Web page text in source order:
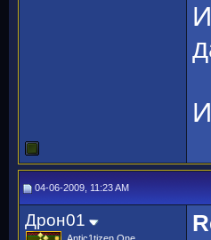
04-06-2009, 11:23 AM
Дрон01